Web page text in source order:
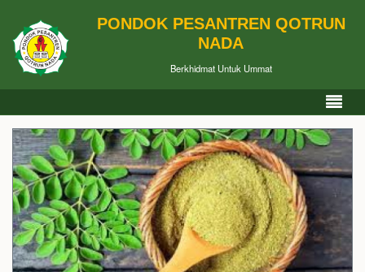
PONDOK PESANTREN QOTRUN
NADA
Berkhidmat Untuk Ummat